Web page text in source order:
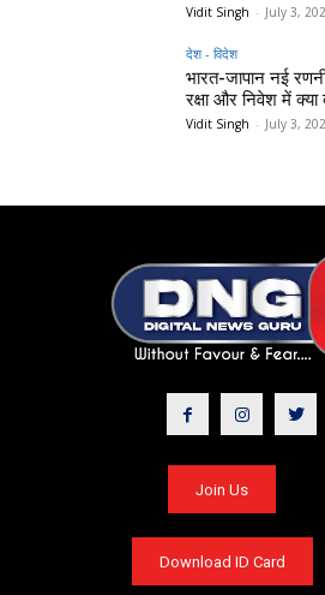
Vidit Singh - July 3,
देश - विदेश
भारत-जापान नई
रक्षा और निवेश में क्या
Vidit Singh - July 3,
Join Us
Download ID Card